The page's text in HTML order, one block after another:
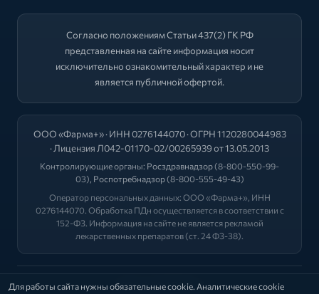
Для работы сайта нужны обязательные cookie. Аналитические cookie
Согласно положениям Статьи 437(2) ГК РФ
представленная на сайте информация носит
исключительно ознакомительный характер и не
является публичной офертой.
ООО «Фарма+» · ИНН 0276144070 · ОГРН 1120280044983
· Лицензия Л042-01170-02/00265939 от 13.05.2013
Контролирующие органы: Росздравнадзор(8-800-550-99-
03), Роспотребнадзор(8-800-555-49-43)
Оператор персональных данных: ООО «Фарма+», ИНН
0276144070. Обработка ПДн осуществляется в соответствии с
152-ФЗ. Информация на сайте не является рекламой
лекарственных препаратов (ст. 24 ФЗ-38).
2026 © "ФАРМА+"